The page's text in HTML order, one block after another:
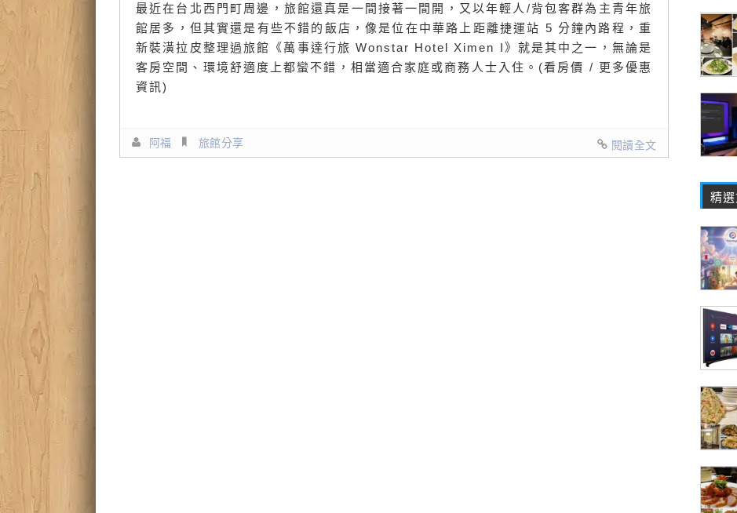
最近在台北西門町周邊，旅館還真是一間接著一間開，又以年輕人/背包客群為主青年旅
館居多，但其實還是有些不錯的飯店，像是位在中華路上距離捷運站 5 分鐘內路程，重
新裝潢拉皮整理過旅館《萬事達行旅 Wonstar Hotel Ximen I》就是其中之一，無論是
客房空間、環境舒適度上都蠻不錯，相當適合家庭或商務人士入住。(看房價 / 更多優惠
資訊)
阿福 旅館分享 閱讀全文
精